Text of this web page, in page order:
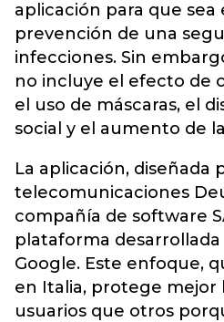
aplicación para que sea
prevención de una
infecciones. Sin
no incluye el efecto de
el uso de máscaras, el
social y el aumento de
La aplicación, diseñada
telecomunicaciones
compañía de software
plataforma
Google. Este enfoque,
en Italia, protege mejor
usuarios que otros